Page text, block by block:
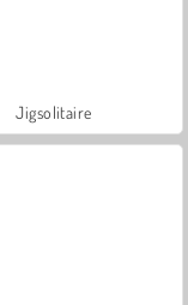
Jigsolitaire